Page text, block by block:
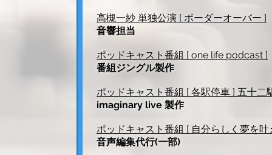
高槻一紗 単独公演 [ ボーダーオーバー ]
音響担当
ポッドキャスト番組 [ one life podcast ]
番組ジングル製作
ポッドキャスト番組 [ 各駅停車 ] 五十
imaginary live 製作
ポッドキャスト番組 [ 自分らしく夢を
音声編集代行(一部)